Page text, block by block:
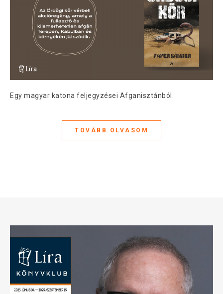
Egy magyar katona feljegyzései Afganisztánból.
TOVÁBB OLVASOM